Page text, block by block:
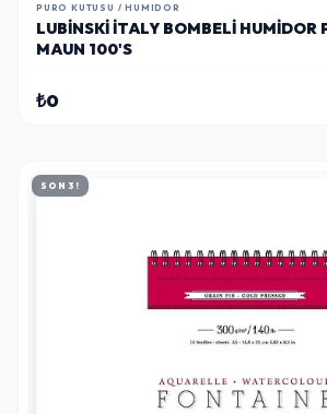
PURO KUTUSU / HUMIDOR
LUBINSKI İTALY BOMBELI HUMIDOR
MAUN 100'S
₺0
SON 3!